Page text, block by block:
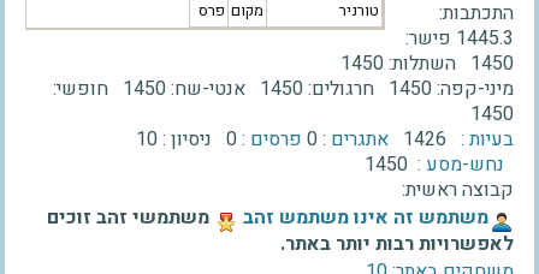
טורניר מקום פרס
התכתבות:
1445.3 פישר:
1450 השתלות:1450
מיני-קפה:1450 חרגולים:1450 אנטי-שח:1450 חופשי:
1450
בעיות : 1426 אתגרים :0 פרסים :0 ניסיון :10
נחש-מסע : 1450
קבוצה ראשית:
‫משתמש זה אינו משתמש זהב‬
משתמשי זהב זוכים
לאפשרויות רבות יותר באתר.